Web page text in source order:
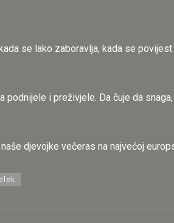
se lako zaboravlja, kada se
i preživjele. Da čuje da
djevojke večeras na najvećoj